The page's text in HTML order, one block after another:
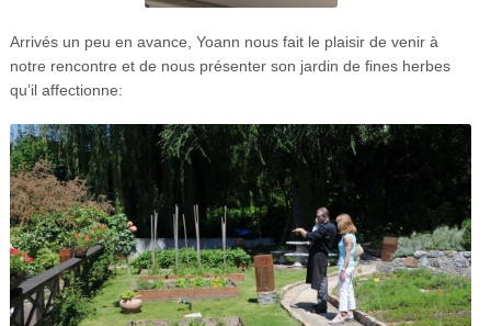
Arrivés un peu en avance, Yoann nous fait le plaisir de venir à
notre rencontre et de nous présenter son jardin de fines herbes
qu’il affectionne: